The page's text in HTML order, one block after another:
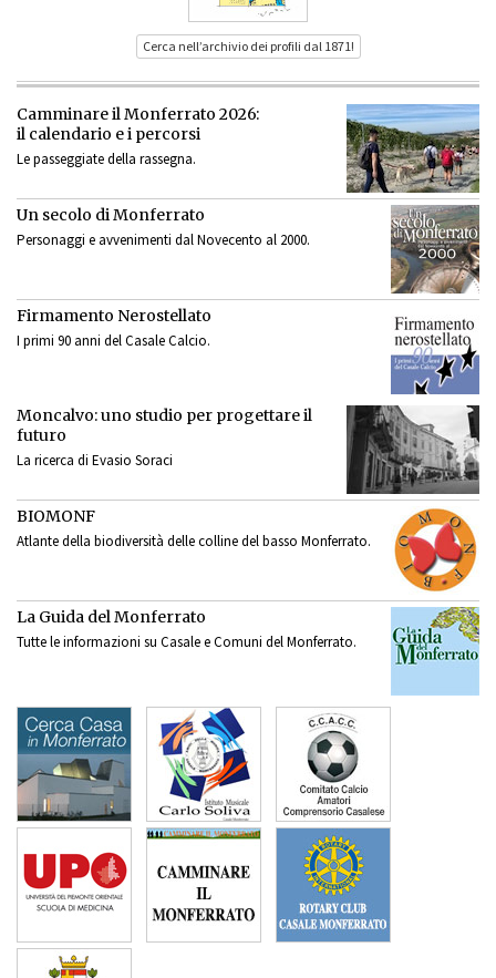
Cerca nell’archivio dei profili dal 1871!
Camminare il Monferrato 2026:
il calendario e i percorsi
Le passeggiate della rassegna.
Un secolo di Monferrato
Personaggi e avvenimenti dal Novecento al 2000.
Firmamento Nerostellato
I primi 90 anni del Casale Calcio.
Moncalvo: uno studio per progettare il
futuro
La ricerca di Evasio Soraci
BIOMONF
Atlante della biodiversità delle colline del basso Monferrato.
La Guida del Monferrato
Tutte le informazioni su Casale e Comuni del Monferrato.